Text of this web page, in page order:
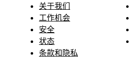
关于我们
工作机会
安全
状态
条款和隐私